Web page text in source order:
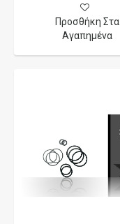
Προσθήκη Στα
Αγαπημένα